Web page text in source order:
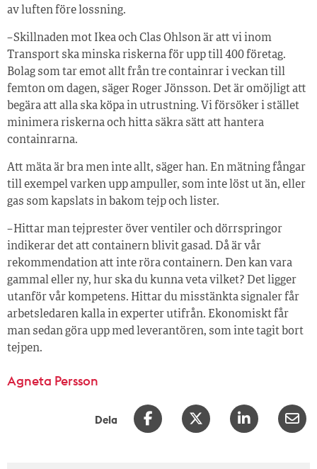
av luften före lossning.
– Skillnaden mot Ikea och Clas Ohlson är att vi inom
Transport ska minska riskerna för upp till 400 företag.
Bolag som tar emot allt från tre containrar i veckan till
femton om dagen, säger Roger Jönsson. Det är omöjligt att
begära att alla ska köpa in utrustning. Vi försöker i stället
minimera riskerna och hitta säkra sätt att hantera
containrarna.
Att mäta är bra men inte allt, säger han. En mätning fångar
till exempel varken upp ampuller, som inte löst ut än, eller
gas som kapslats in bakom tejp och lister.
– Hittar man tejprester över ventiler och dörrspringor
indikerar det att containern blivit gasad. Då är vår
rekommendation att inte röra containern. Den kan vara
gammal eller ny, hur ska du kunna veta vilket? Det ligger
utanför vår kompetens. Hittar du misstänkta signaler får
arbetsledaren kalla in experter utifrån. Ekonomiskt får
man sedan göra upp med leverantören, som inte tagit bort
tejpen.
Agneta Persson
Dela